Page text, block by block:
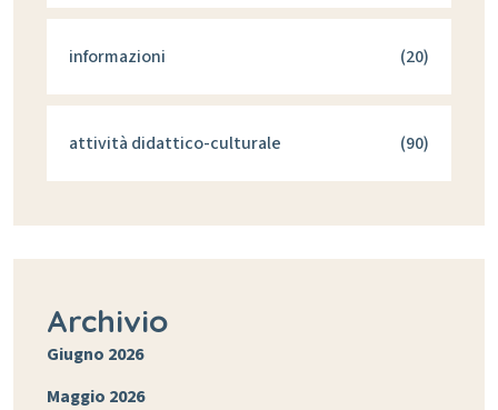
informazioni (20)
attività didattico-culturale (90)
Archivio
Giugno 2026
Maggio 2026